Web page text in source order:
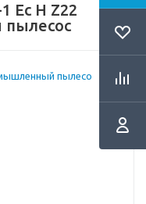
Ec H Z22